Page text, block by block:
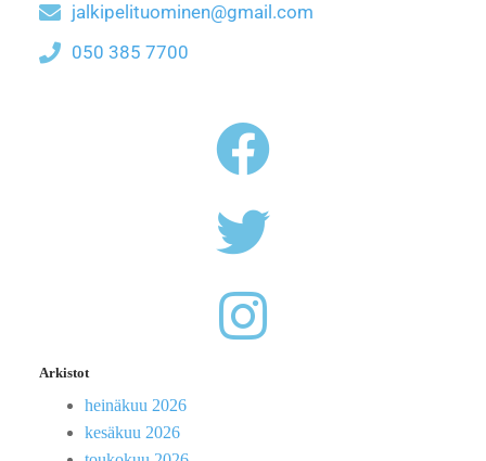
jalkipelituominen@gmail.com
050 385 7700
Arkistot
heinäkuu 2026
kesäkuu 2026